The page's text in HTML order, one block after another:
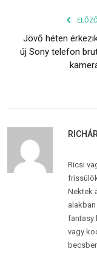
Jövő héten
új Sony telefon
Ricsi
Nektek
fantasy
vagy